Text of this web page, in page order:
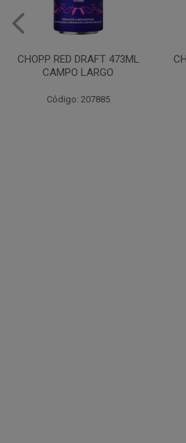
CHOPP RED DRAFT 500ML
CAMPO LARGO
Código: 259450